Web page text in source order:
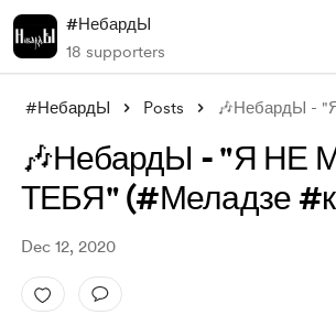
#НебардЫ
18 supporters
#НебардЫ Posts
🎶НебардЫ - "Я НЕ
ТЕБЯ" (#Меладзе
Dec 12, 2020